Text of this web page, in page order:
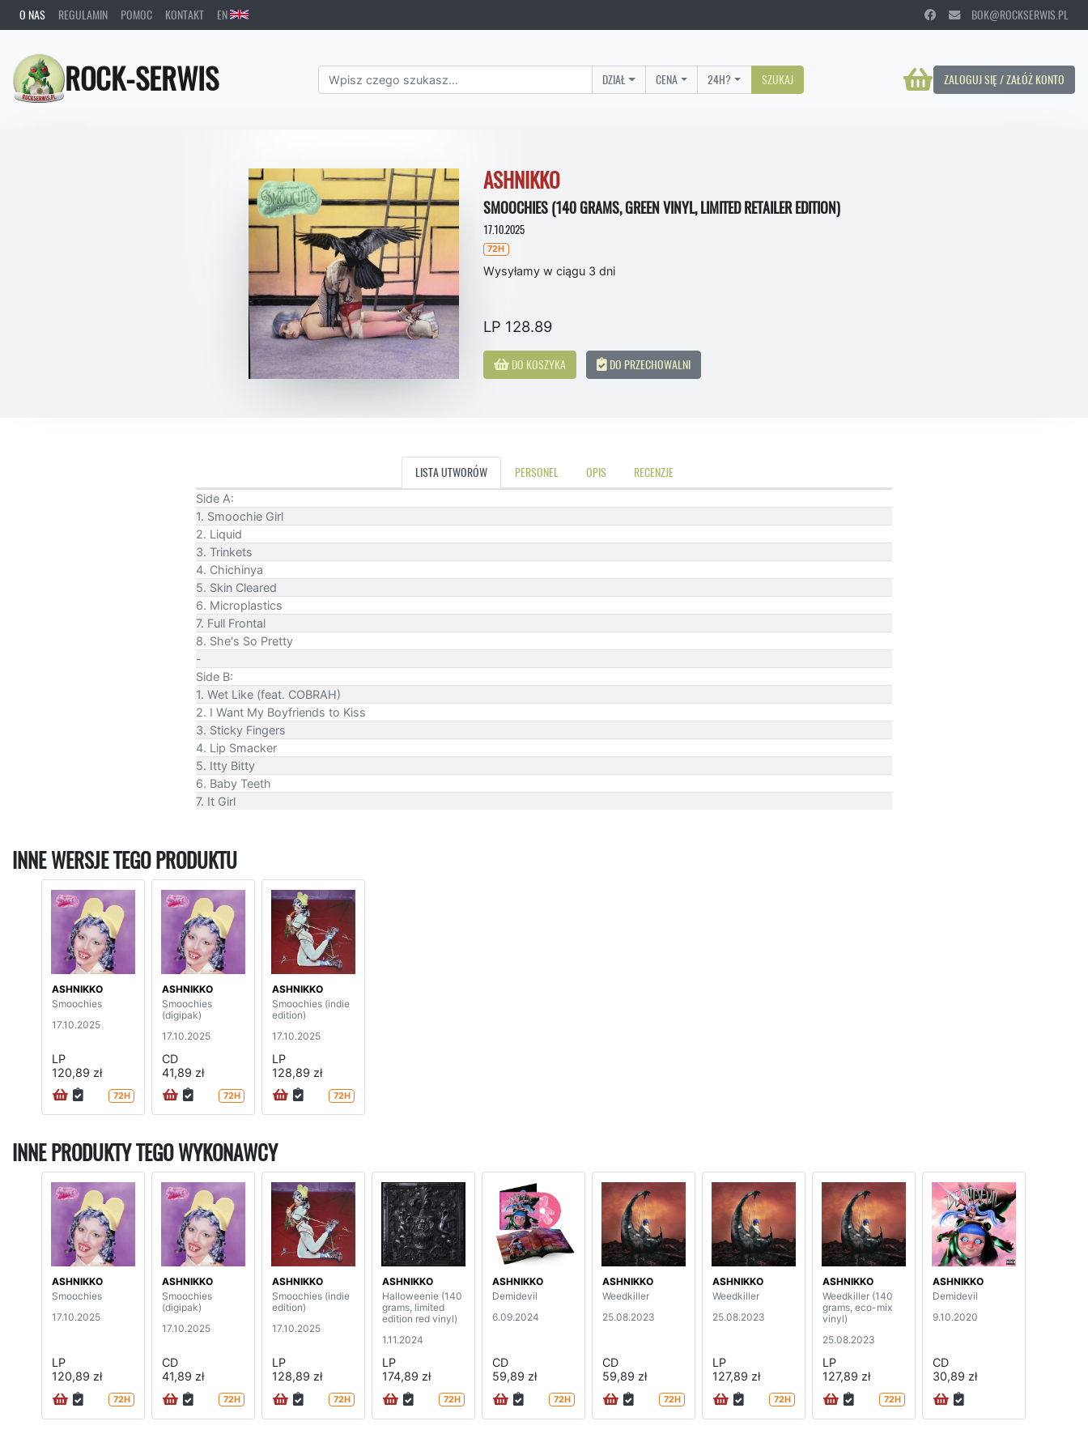
O NAS REGULAMIN POMOC KONTAKT EN BOK@ROCKSERWIS.PL
ROCK-SERWIS ZALOGUJ SIĘ / ZAŁÓŻ KONTO
DZIAŁ CENA 24H? SZUKAJ
ASHNIKKO
SMOOCHIES (140 GRAMS, GREEN VINYL, LIMITED RETAILER EDITION)
17.10.2025
72H
Wysyłamy w ciągu 3 dni
LP 128.89
DO KOSZYKA DO PRZECHOWALNI
LISTA UTWORÓW PERSONEL OPIS RECENZJE
Side A:
1. Smoochie Girl
2. Liquid
3. Trinkets
4. Chichinya
5. Skin Cleared
6. Microplastics
7. Full Frontal
8. She's So Pretty
-
Side B:
1. Wet Like (feat. COBRAH)
2. I Want My Boyfriends to Kiss
3. Sticky Fingers
4. Lip Smacker
5. Itty Bitty
6. Baby Teeth
7. It Girl
INNE WERSJE TEGO PRODUKTU
ASHNIKKO
Smoochies
17.10.2025
LP
120,89 zł
72H
ASHNIKKO
Smoochies
(digipak)
17.10.2025
CD
41,89 zł
72H
ASHNIKKO
Smoochies (indie
edition)
17.10.2025
LP
128,89 zł
72H
INNE PRODUKTY TEGO WYKONAWCY
ASHNIKKO
Smoochies
17.10.2025
LP
120,89 zł
72H
ASHNIKKO
Smoochies
(digipak)
17.10.2025
CD
41,89 zł
72H
ASHNIKKO
Smoochies (indie
edition)
17.10.2025
LP
128,89 zł
72H
ASHNIKKO
Halloweenie (140
grams, limited
edition red vinyl)
1.11.2024
LP
174,89 zł
72H
ASHNIKKO
Demidevil
6.09.2024
CD
59,89 zł
72H
ASHNIKKO
Weedkiller
25.08.2023
CD
59,89 zł
72H
ASHNIKKO
Weedkiller
25.08.2023
LP
127,89 zł
72H
ASHNIKKO
Weedkiller (140
grams, eco-mix
vinyl)
25.08.2023
LP
127,89 zł
72H
ASHNIKKO
Demidevil
9.10.2020
CD
30,89 zł